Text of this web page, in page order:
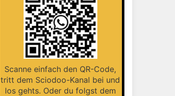
Scanne einfach den QR-Code,
tritt dem Sciodoo-Kanal bei und
los gehts. Oder du folgst dem